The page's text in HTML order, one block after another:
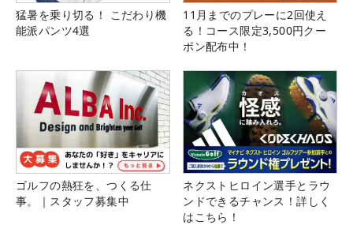
猛暑を乗り切る！ こだわり機
能派パンツ4選
11月までのプレーに2回使え
る！コース限定3,500円クー
ポン配布中！
ゴルフの熱狂を、つくる仕
事。｜スタッフ募集中
ネクストヒロイン選手とラウ
ンドできるチャンス！詳しく
はこちら！